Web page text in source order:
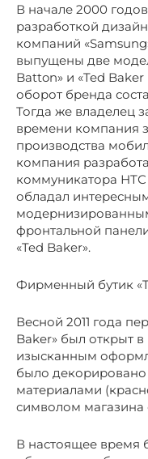
В начале 2000
разработкой
компаний
выпущены две
Batton» и «Ted
оборот бренда
Тогда же владелец
времени компания
производства
компания
коммуникатора НТС
обладал
фронтальной
«Ted Baker».
Фирменный бутик
Весной 2011 года
Baker» был открыт
изысканным
было
материалами
символом магазина
В настоящее время